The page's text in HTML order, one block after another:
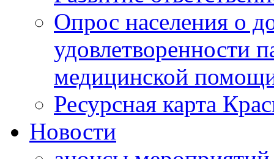
Опрос населения о
удовлетворенности
медицинской
Ресурсная карта
Новости